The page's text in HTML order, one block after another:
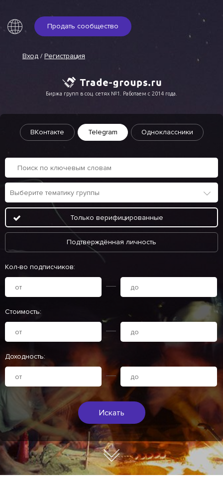
Продать сообщество
Вход / Регистрация
Биржа групп в соц. сетях №1. Работаем с 2014 года.
ВКонтакте Telegram Одноклассники
Только верифицированные
Подтверждённая личность
Кол-во подписчиков:
Стоимость:
Доходность:
Искать